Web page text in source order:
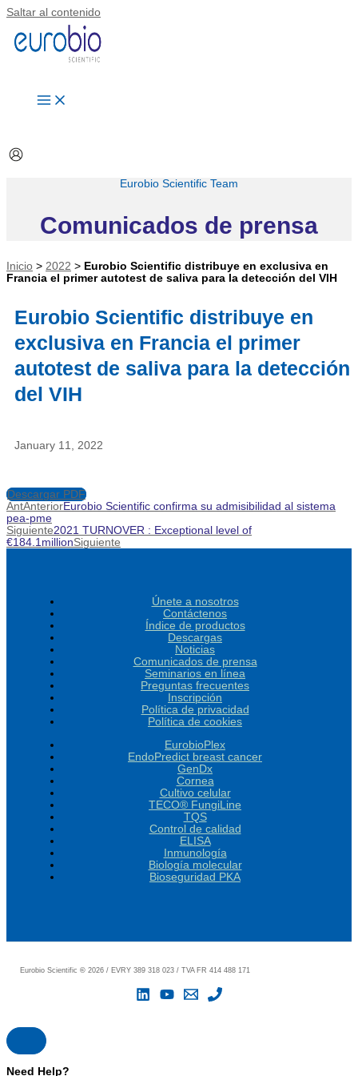
Saltar al contenido
Eurobio Scientific Team
Comunicados de prensa
Inicio > 2022 > Eurobio Scientific distribuye en exclusiva en
Francia el primer autotest de saliva para la detección del VIH
Eurobio Scientific distribuye en
exclusiva en Francia el primer
autotest de saliva para la detección
del VIH
January 11, 2022
Descargar PDF
AntAnteriorEurobio Scientific confirma su admisibilidad al sistema
pea-pme
Siguiente2021 TURNOVER : Exceptional level of
€184.1millionSiguiente
Únete a nosotros
Contáctenos
Índice de productos
Descargas
Noticias
Comunicados de prensa
Seminarios en línea
Preguntas frecuentes
Inscripción
Política de privacidad
Política de cookies
EurobioPlex
EndoPredict breast cancer
GenDx
Cornea
Cultivo celular
TECO® FungiLine
TQS
Control de calidad
ELISA
Inmunología
Biología molecular
Bioseguridad PKA
Eurobio Scientific© 2026 / EVRY 389 318 023 / TVA FR 414 488 171
Need Help?